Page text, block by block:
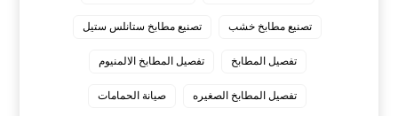
تصنيع مطابخ خشب تصنيع مطابخ ستانلس ستيل
تفصيل المطابخ تفصيل المطابخ الالمنيوم
تفصيل المطابخ الصغيره صيانة الحمامات